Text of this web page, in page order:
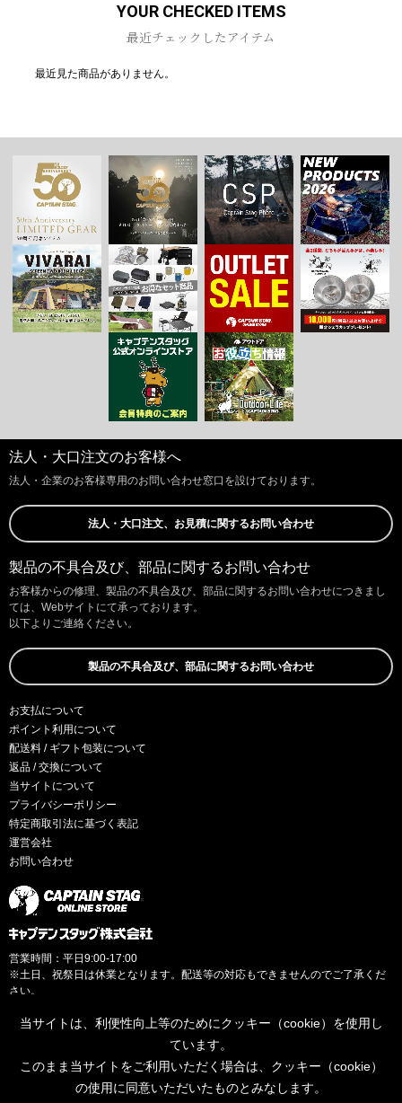
YOUR CHECKED ITEMS
最近チェックしたアイテム
最近見た商品がありません。
法人・大口注文のお客様へ
法人・企業のお客様専用のお問い合わせ窓口を設けております。
法人・大口注文、お見積に関するお問い合わせ
製品の不具合及び、部品に関するお問い合わせ
お客様からの修理、製品の不具合及び、部品に関するお問い合わせにつきまし
ては、Webサイトにて承っております。
以下よりご連絡ください。
製品の不具合及び、部品に関するお問い合わせ
お支払について
ポイント利用について
配送料 / ギフト包装について
返品 / 交換について
当サイトについて
プライバシーポリシー
特定商取引法に基づく表記
運営会社
お問い合わせ
営業時間：平日9:00-17:00
※土日、祝祭日は休業となります。配送等の対応もできませんのでご了承くだ
さい。
当サイトは、利便性向上等のためにクッキー（cookie）を使用し
ています。
このまま当サイトをご利用いただく場合は、クッキー（cookie）
の使用に同意いただいたものとみなします。